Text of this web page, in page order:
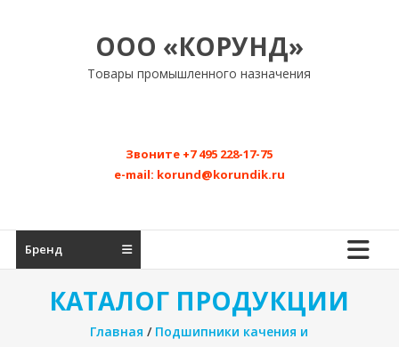
ООО «КОРУНД»
Товары промышленного назначения
Звоните +7 495 228-17-75
e-mail: korund@korundik.ru
Бренд
КАТАЛОГ ПРОДУКЦИИ
Главная / Подшипники качения и